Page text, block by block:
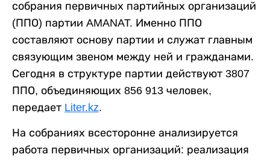
собрания первичных партийных организаций
(ППО) партии AMANAT. Именно ППО
составляют основу партии и служат главным
связующим звеном между ней и гражданами.
Сегодня в структуре партии действуют 3807
ППО, объединяющих 856 913 человек,
передает Liter.kz.
На собраниях всесторонне анализируется
работа первичных организаций: реализация